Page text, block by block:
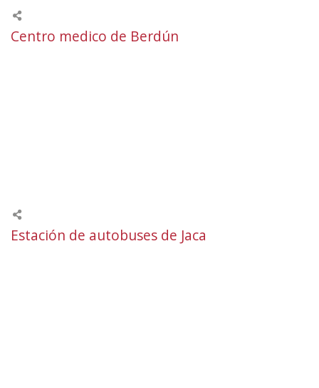
Centro medico de Berdún
Estación de autobuses de Jaca